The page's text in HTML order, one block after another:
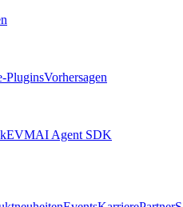
PluginsVorhersagen
AI Agent SDK